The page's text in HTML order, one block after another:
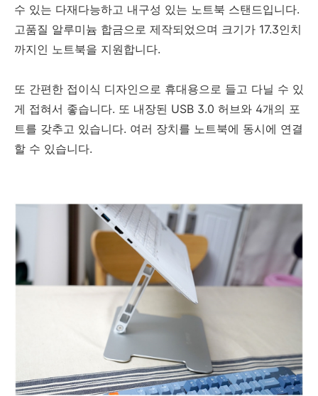
수 있는 다재다능하고 내구성 있는 노트북 스탠드입니다.
고품질 알루미늄 합금으로 제작되었으며 크기가 17.3인치
까지인 노트북을 지원합니다.
또 간편한 접이식 디자인으로 휴대용으로 들고 다닐 수 있
게 접혀서 좋습니다. 또 내장된 USB 3.0 허브와 4개의 포
트를 갖추고 있습니다. 여러 장치를 노트북에 동시에 연결
할 수 있습니다.